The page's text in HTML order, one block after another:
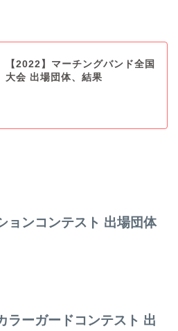
【2022】マーチングバンド全国
大会 出場団体、結果
ョンコンテスト 出場団体
ラーガードコンテスト 出